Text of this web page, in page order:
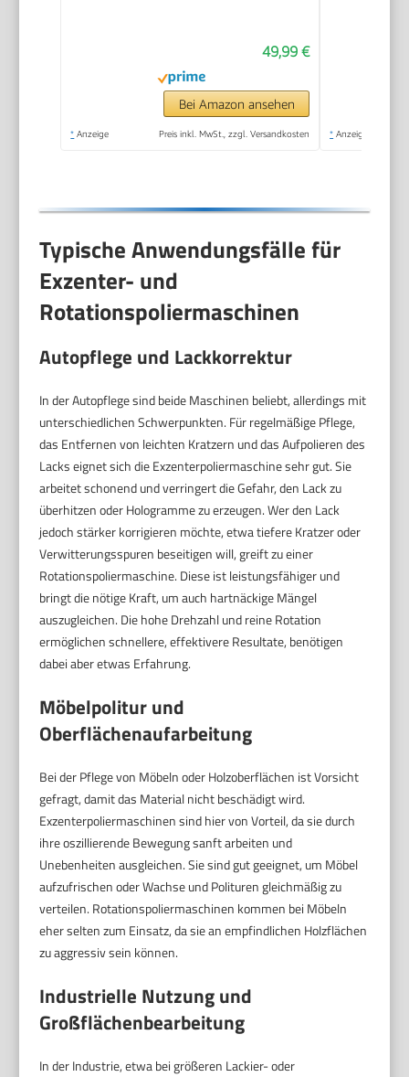
Geschwindigkeiten,
3200–6600 U/min,
für die Autodetailing,
Scheinwerfer
49,99 €
Bei Amazon ansehen
* Anzeige Preis inkl. MwSt., zzgl. Versandkosten * Anzeige
Typische Anwendungsfälle für
Exzenter- und
Rotationspoliermaschinen
Autopflege und Lackkorrektur
In der Autopflege sind beide Maschinen beliebt, allerdings mit
unterschiedlichen Schwerpunkten. Für regelmäßige Pflege,
das Entfernen von leichten Kratzern und das Aufpolieren des
Lacks eignet sich die Exzenterpoliermaschine sehr gut. Sie
arbeitet schonend und verringert die Gefahr, den Lack zu
überhitzen oder Hologramme zu erzeugen. Wer den Lack
jedoch stärker korrigieren möchte, etwa tiefere Kratzer oder
Verwitterungsspuren beseitigen will, greift zu einer
Rotationspoliermaschine. Diese ist leistungsfähiger und
bringt die nötige Kraft, um auch hartnäckige Mängel
auszugleichen. Die hohe Drehzahl und reine Rotation
ermöglichen schnellere, effektivere Resultate, benötigen
dabei aber etwas Erfahrung.
Möbelpolitur und
Oberflächenaufarbeitung
Bei der Pflege von Möbeln oder Holzoberflächen ist Vorsicht
gefragt, damit das Material nicht beschädigt wird.
Exzenterpoliermaschinen sind hier von Vorteil, da sie durch
ihre oszillierende Bewegung sanft arbeiten und
Unebenheiten ausgleichen. Sie sind gut geeignet, um Möbel
aufzufrischen oder Wachse und Polituren gleichmäßig zu
verteilen. Rotationspoliermaschinen kommen bei Möbeln
eher selten zum Einsatz, da sie an empfindlichen Holzflächen
zu aggressiv sein können.
Industrielle Nutzung und
Großflächenbearbeitung
In der Industrie, etwa bei größeren Lackier- oder